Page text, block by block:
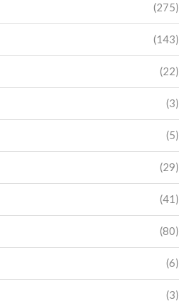
(275)
(143)
(22)
(3)
(5)
(29)
(41)
(80)
(6)
(3)